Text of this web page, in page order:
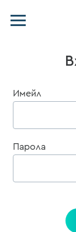
Имейл
Парола